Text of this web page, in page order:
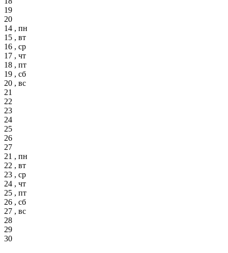
19
20
14 , пн
15 , вт
16 , ср
17 , чт
18 , пт
19 , сб
20 , вс
21
22
23
24
25
26
27
21 , пн
22 , вт
23 , ср
24 , чт
25 , пт
26 , сб
27 , вс
28
29
30